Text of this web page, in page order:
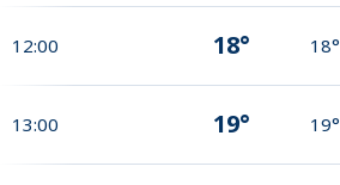
12:00 18° 18°
13:00 19° 19°